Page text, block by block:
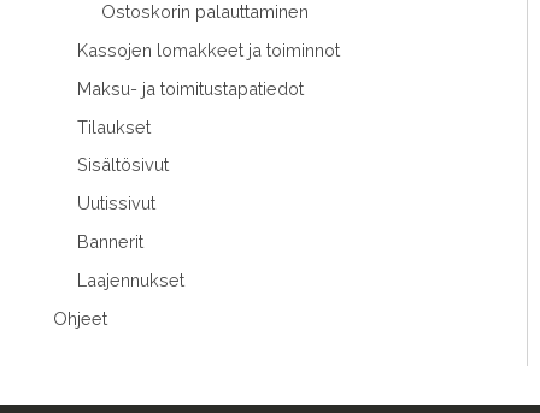
Ostoskorin palauttaminen
Kassojen lomakkeet ja toiminnot
Maksu- ja toimitustapatiedot
Tilaukset
Sisältösivut
Uutissivut
Bannerit
Laajennukset
Ohjeet